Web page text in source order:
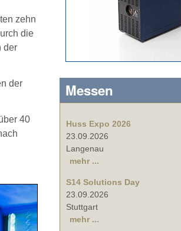
zehn
die
der
der
40
Messen
Huss Expo 2026
23.09.2026
Langenau
mehr ...
S14 Solutions Day
23.09.2026
Stuttgart
mehr ...